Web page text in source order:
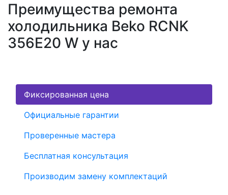
Преимущества ремонта
холодильника Beko RCNK
356E20 W у нас
Фиксированная цена
Официальные гарантии
Проверенные мастера
Бесплатная консультация
Производим замену комплектаций